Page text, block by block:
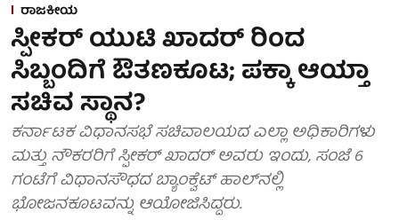
ರಾಜಕೀಯ
ಸ್ಪೀಕರ್ ಯುಟಿ ಖಾದರ್ ರಿಂದ
ಸಿಬ್ಬಂದಿಗೆ ಔತಣಕೂಟ; ಪಕ್ಕಾ ಆಯ್ತಾ
ಸಚಿವ ಸ್ಥಾನ?
ಕರ್ನಾಟಕ ವಿಧಾನಸಭೆ ಸಚಿವಾಲಯದ ಎಲ್ಲಾ ಅಧಿಕಾರಿಗಳು
ಮತ್ತು ನೌಕರರಿಗೆ ಸ್ಪೀಕರ್ ಖಾದರ್ ಅವರು ಇಂದು, ಸಂಜೆ 6
ಗಂಟೆಗೆ ವಿಧಾನಸೌಧದ ಬ್ಯಾಂಕ್ವೆಟ್ ಹಾಲ್‌ನಲ್ಲಿ
ಭೋಜನಕೂಟವನ್ನು ಆಯೋಜಿಸಿದ್ದರು.